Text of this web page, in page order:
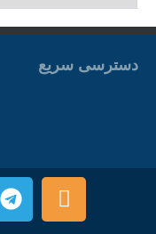
دسترسی سریع